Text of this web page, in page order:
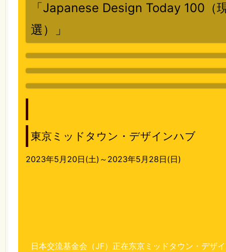
「Japanese Design Today 100（
選）」
東京ミッドタウン・デザインハブ
2023年5月20日(土)～2023年5月28日(日)
日本交流基金会（JF）正在东京ミッドタウン・デザ